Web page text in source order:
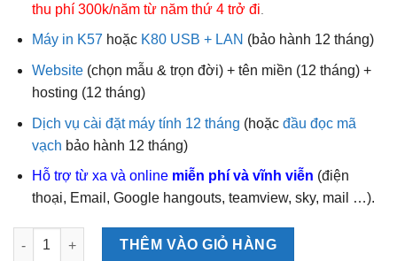
thu phí 300k/năm từ năm thứ 4 trở đi
Máy in K57 hoặc K80 USB + LAN (bảo hành 12 tháng)
Website(chọn mẫu & trọn đời) + tên miền (12 tháng) +
hosting (12 tháng)
Dịch vụ cài đặt máy tính 12 tháng (hoặc đầu đọc mã
vạch bảo hành 12 tháng)
Hỗ trợ từ xa và online miễn phí và vĩnh viễn (điện
thoại, Email, Google hangouts, teamview, sky, mail …).
Số lượng
THÊM VÀO GIỎ HÀNG